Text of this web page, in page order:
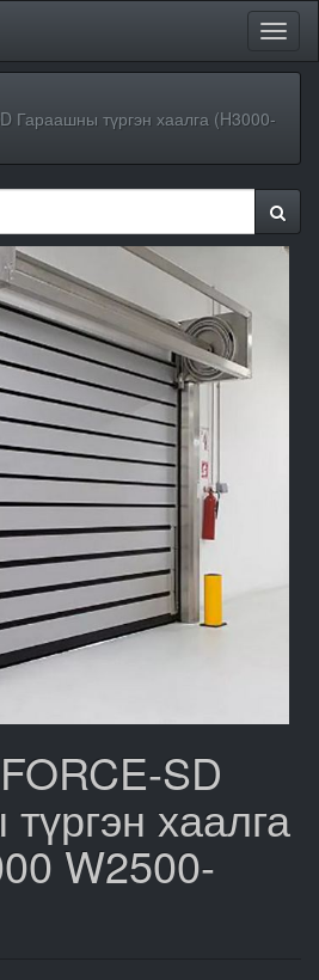
Гараашны түргэн хаалга (H3000-
SD
хаалга
W2500-